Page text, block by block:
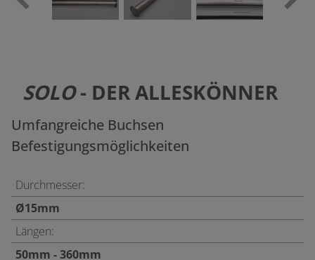
SOLO- DER ALLESKÖNNER
Umfangreiche Buchsen
Befestigungsmöglichkeiten
Durchmesser:
Ø15mm
Längen:
50mm - 360mm